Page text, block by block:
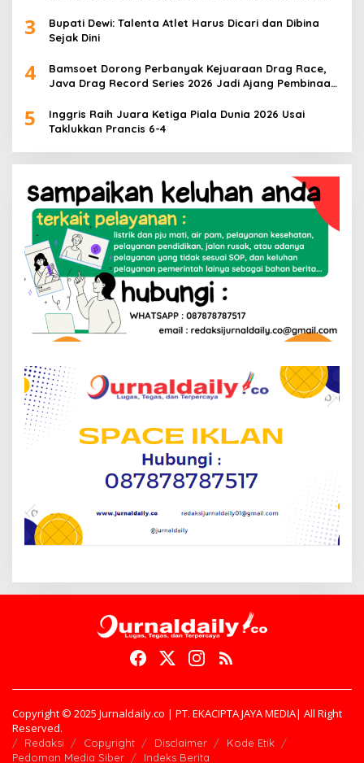
3
Bupati Dewi: Talenta Atlet Harus Dicari dan Dibina
Sejak Dini
4
Bamsoet Dorong Perbanyak Kejuaraan Drag Race,
Java Drag Record Series 2026 Jadi Ajang Pembinaan
5
Inggris Raih Juara Ketiga Piala Dunia 2026 Usai
Taklukkan Prancis 6-4
Copyright © 2025 Jurnaldaily.co | PT. EKACIPTA JAYA MEDIA| All Right
Reserved.
Redaksi Copyright Disclaimer
Kode Etik
Pedoman Media Siber
Indeks Berita